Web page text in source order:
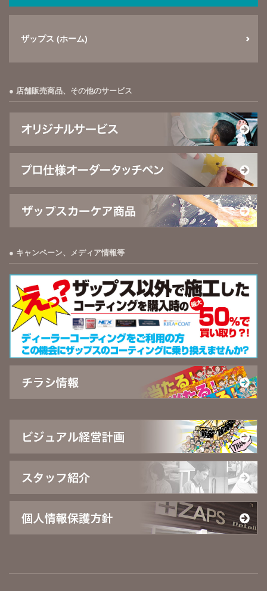
ザップス (ホーム)
店舗販売商品、その他のサービス
キャンペーン、メディア情報等